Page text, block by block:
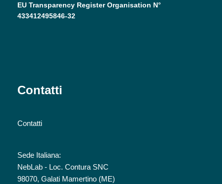
EU Transparency Register Organisation N°
433412495846-32
Contatti
Contatti
Sede Italiana:
NebLab - Loc. Contura SNC
98070, Galati Mamertino (ME)